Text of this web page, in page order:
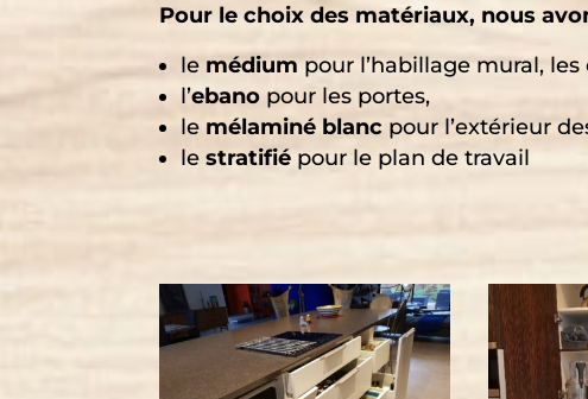
Pour le choix des matériaux, nous
le médiumpour l’habillage mural,
l’ebano pour les portes,
le mélaminé blanc pour l’extérieur
lestratifié pour le plan de travail